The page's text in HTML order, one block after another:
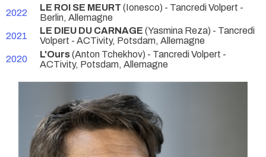
2022
LE ROI SE MEURT (Ionesco) - Tancredi Volpert -
Berlin, Allemagne
2021
LE DIEU DU CARNAGE (Yasmina Reza) - Tancredi
Volpert - ACTivity, Potsdam, Allemagne
2020
L'Ours(Anton Tchekhov) - Tancredi Volpert -
ACTivity, Potsdam, Allemagne